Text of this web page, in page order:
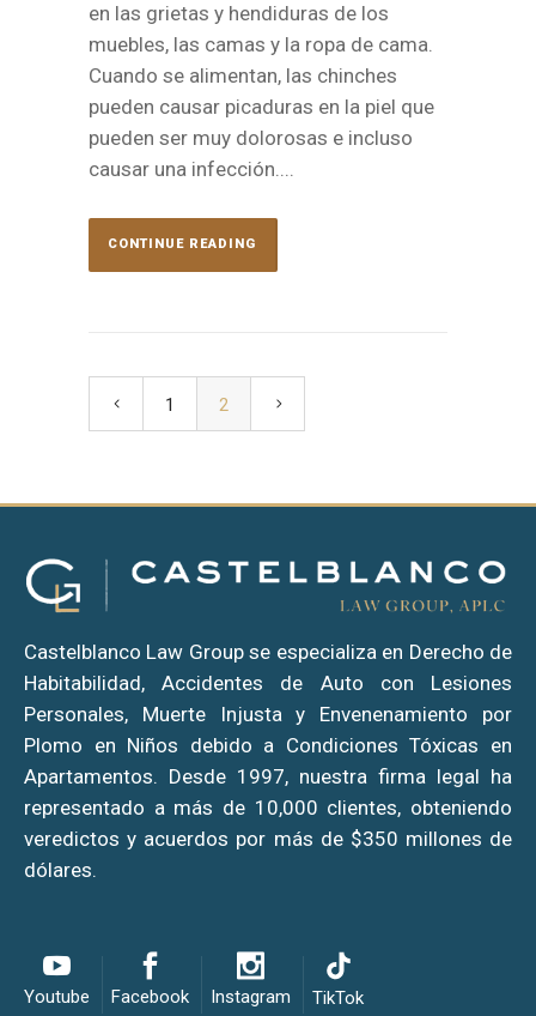
en las grietas y hendiduras de los
muebles, las camas y la ropa de cama.
Cuando se alimentan, las chinches
pueden causar picaduras en la piel que
pueden ser muy dolorosas e incluso
causar una infección....
CONTINUE READING
1 2
Castelblanco Law Group se especializa en Derecho de
Habitabilidad, Accidentes de Auto con Lesiones
Personales, Muerte Injusta y Envenenamiento por
Plomo en Niños debido a Condiciones Tóxicas en
Apartamentos. Desde 1997, nuestra firma legal ha
representado a más de 10,000 clientes, obteniendo
veredictos y acuerdos por más de $350 millones de
dólares.
Youtube Facebook Instagram TikTok